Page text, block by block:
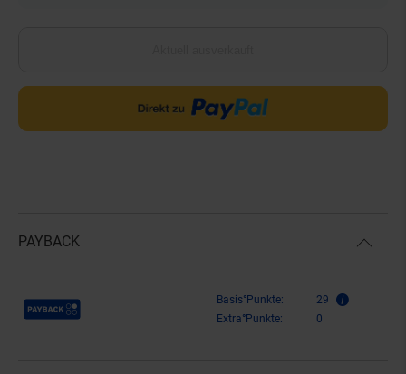
PAYBACK
Payback Punkte Basis°Punkte:
29
Extra°Punkte:
0